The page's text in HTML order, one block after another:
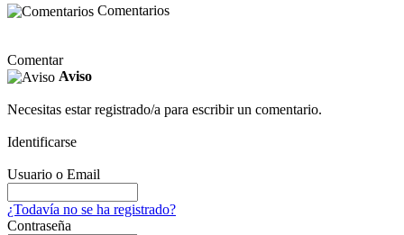
Comentarios
Comentar
Aviso
Necesitas estar registrado/a para escribir un comentario.
Identificarse
Usuario o Email
¿Todavía no se ha registrado?
Contraseña